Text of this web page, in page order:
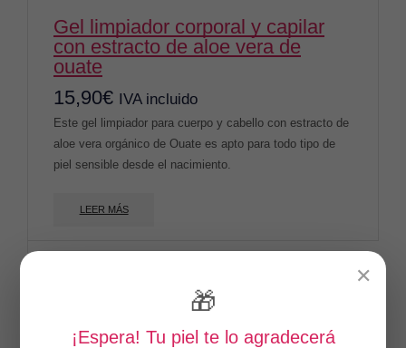
gel limpiador corporal y capilar
con estracto de aloe vera de
ouate
15,90€ IVA incluido
Este gel limpiador para cuerpo y cabello con estracto de
aloe vera orgánico de Ouate es apto para todo tipo de
piel sensible desde el nacimiento.
LEER MÁS
✕
🎁
¡Espera! Tu piel te lo agradecerá